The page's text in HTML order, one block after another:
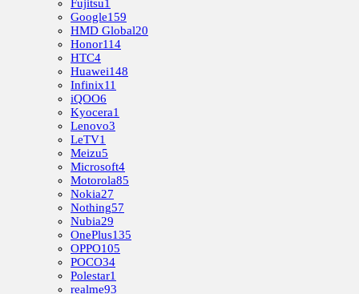
Fujitsu1
Google159
HMD Global20
Honor114
HTC4
Huawei148
Infinix11
iQOO6
Kyocera1
Lenovo3
LeTV1
Meizu5
Microsoft4
Motorola85
Nokia27
Nothing57
Nubia29
OnePlus135
OPPO105
POCO34
Polestar1
realme93